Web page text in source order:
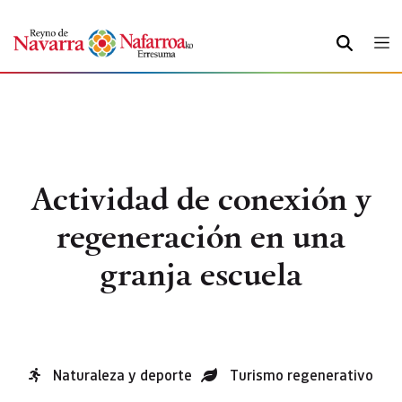
BUSCAR
Actividad de conexión y
regeneración en una
granja escuela
Naturaleza y deporte Turismo regenerativo